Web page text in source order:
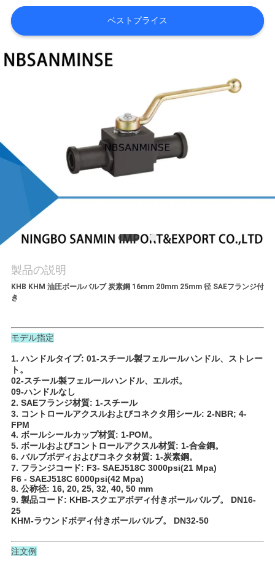
行
品
連
絡
し
さ
い
ニ
ュ
ー
ス
引
用
ベストプライス
製品の説明
KHB KHM 油圧ボールバルブ 炭素鋼 16mm 20mm 25mm 径 SAEフランジ付
き
モデル指定
1. ハンドルタイプ: 01-スチール製フェルールハンドル、ストレー
ト。
02-スチール製フェルールハンドル、エルボ。
09-ハンドルなし
2. SAEフランジ材質: 1-スチール
3. コントロールアクスルおよびコネクタ用シール: 2-NBR; 4-
FPM
4. ボールシールカップ材質: 1-POM。
5. ボールおよびコントロールアクスル材質: 1-合金鋼。
6. バルブボディおよびコネクタ材質: 1-炭素鋼。
7. フランジコード: F3- SAEJ518C 3000psi(21 Mpa)
F6 - SAEJ518C 6000psi(42 Mpa)
8. 公称径: 16, 20, 25, 32, 40, 50 mm
9. 製品コード: KHB-スクエアボディ付きボールバルブ。 DN16-
25
KHM-ラウンドボディ付きボールバルブ。 DN32-50
注文例